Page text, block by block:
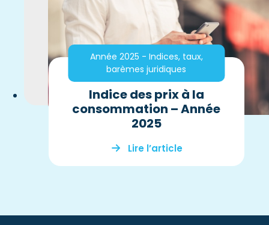
Année 2025 - Indices, taux,
barèmes juridiques
Indice des prix à la
consommation – Année
2025
Lire l’article